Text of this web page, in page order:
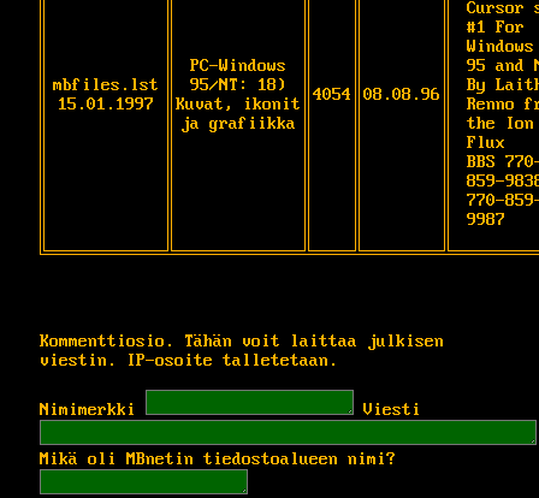
mbfiles.lst
15.01.1997
PC-Windows
95/NT: 18)
Kuvat, ikonit
ja grafiikka
4054 08.08.96
Cursor
#1 For
Windows
95 and
By
Renno
the Ion
Flux
BBS
859-
770-
9987
Kommenttiosio. Tähän voit laittaa julkisen
viestin. IP-osoite talletetaan.
Nimimerkki Viesti
Mikä oli MBnetin tiedostoalueen nimi?